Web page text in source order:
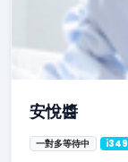
安悅醬
一對多等待中 i349